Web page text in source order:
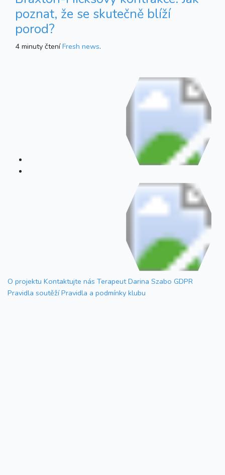
poznat, že se skutečně blíží
porod?
4 minuty čtení Fresh news.
O projektu Kontaktujte nás Terapeut Darina Szabo GDPR
Pravidla soutěží Pravidla a podmínky klubu